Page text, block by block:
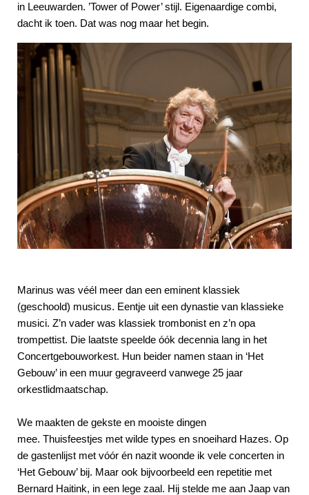
in Leeuwarden. ’Tower of Power’ stijl. Eigenaardige combi,
dacht ik toen. Dat was nog maar het begin.
Marinus was véél meer dan een eminent klassiek
(geschoold) musicus. Eentje uit een dynastie van klassieke
musici. Z’n vader was klassiek trombonist en z’n opa
trompettist. Die laatste speelde óók decennia lang in het
Concertgebouworkest. Hun beider namen staan in ‘Het
Gebouw’ in een muur gegraveerd vanwege 25 jaar
orkestlidmaatschap.
We maakten de gekste en mooiste dingen
mee. Thuisfeestjes met wilde types en snoeihard Hazes. Op
de gastenlijst met vóór én nazit woonde ik vele concerten in
‘Het Gebouw’ bij. Maar ook bijvoorbeeld een repetitie met
Bernard Haitink, in een lege zaal. Hij stelde me aan Jaap van